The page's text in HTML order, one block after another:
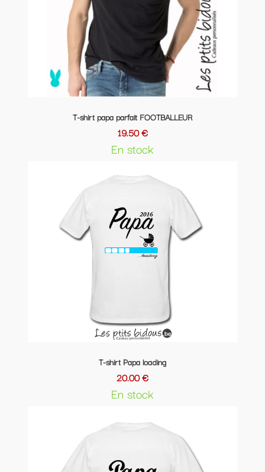
T-shirt papa parfait FOOTBALLEUR
19.50 €
En stock
T-shirt Papa loading
20.00 €
En stock